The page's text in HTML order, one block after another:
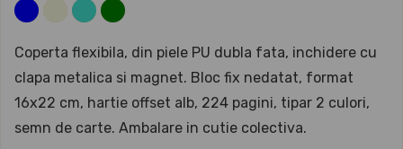
Coperta flexibila, din piele PU dubla fata, inchidere cu
clapa metalica si magnet. Bloc fix nedatat, format
16x22 cm, hartie offset alb, 224 pagini, tipar 2 culori,
semn de carte. Ambalare in cutie colectiva.